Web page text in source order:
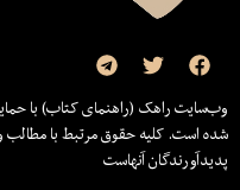
وب‌سایت راهک (راهنمای کتاب) با
شده است. کلیه حقوق مرتبط با مطالب
پدیدآورندگان آنهاست